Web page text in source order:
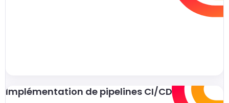
Implémentation de pipelines CI/CD